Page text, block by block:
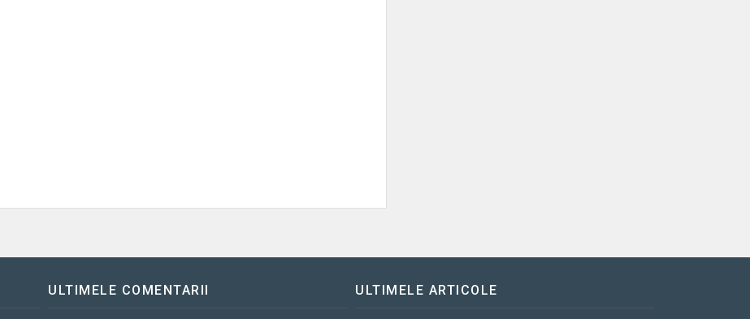
ULTIMELE COMENTARII ULTIMELE ARTICOLE